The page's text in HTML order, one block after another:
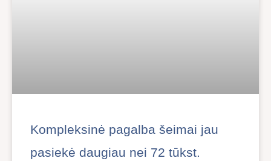
Kompleksinė pagalba šeimai jau
pasiekė daugiau nei 72 tūkst.